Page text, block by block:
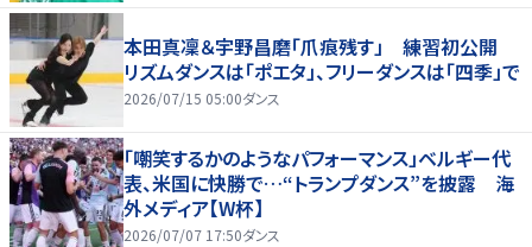
本田真凜＆宇野昌磨「爪痕残す」 練習初公開
リズムダンスは「ポエタ」、フリーダンスは「四季」で
2026/07/15 05:00ダンス
「嘲笑するかのようなパフォーマンス」ベルギー代
表、米国に快勝で…“トランプダンス”を披露 海
外メディア【W杯】
2026/07/07 17:50ダンス